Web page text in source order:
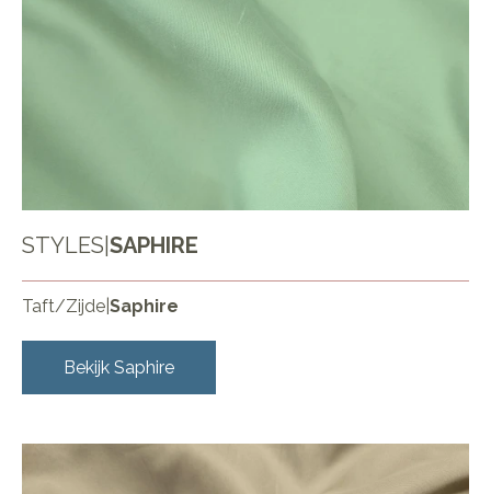
STYLES SAPHIRE
Taft/Zijde Saphire
Bekijk Saphire